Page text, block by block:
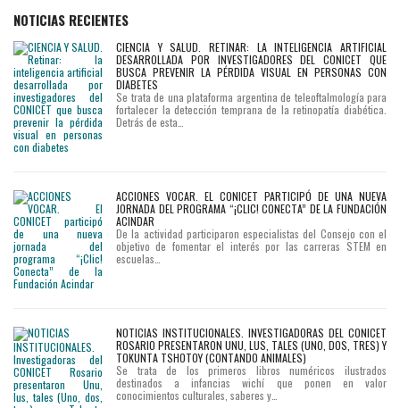
NOTICIAS RECIENTES
CIENCIA Y SALUD. RETINAR: LA INTELIGENCIA ARTIFICIAL
DESARROLLADA POR INVESTIGADORES DEL CONICET QUE
BUSCA PREVENIR LA PÉRDIDA VISUAL EN PERSONAS CON
DIABETES
Se trata de una plataforma argentina de teleoftalmología para
fortalecer la detección temprana de la retinopatía diabética.
Detrás de esta…
ACCIONES VOCAR. EL CONICET PARTICIPÓ DE UNA NUEVA
JORNADA DEL PROGRAMA “¡CLIC! CONECTA” DE LA FUNDACIÓN
ACINDAR
De la actividad participaron especialistas del Consejo con el
objetivo de fomentar el interés por las carreras STEM en
escuelas…
NOTICIAS INSTITUCIONALES. INVESTIGADORAS DEL CONICET
ROSARIO PRESENTARON UNU, LUS, TALES (UNO, DOS, TRES) Y
TOKUNTA TSHOTOY (CONTANDO ANIMALES)
Se trata de los primeros libros numéricos ilustrados
destinados a infancias wichí que ponen en valor
conocimientos culturales, saberes y…